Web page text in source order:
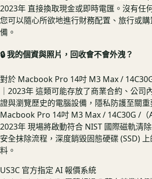
2023年 直接換取現金或即時電匯。沒有任
您可以隨心所欲地進行財務配置、旅行或
備。
🔒 我的個資與照片，回收會不會外洩？
對於 Macbook Pro 14吋 M3 Max /
｜2023年 這類可能存放了商業合約、公司
證與瀏覽歷史的電腦設備，隱私防護至關
Macbook Pro 14吋 M3 Max / 14C30G /（
2023年 現場將啟動符合 NIST 國際磁軌清
安全抹除流程，深度銷毀固態硬碟 (SSD)
料。
US3C 官方指定 AI 報價系統